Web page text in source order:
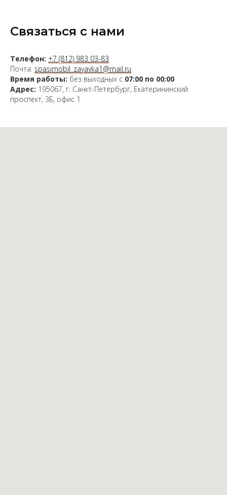
Связаться с нами
Телефон: +7 (812) 983 03-83
Почта: spasimobil_zayavka1@mail.ru
Время работы: без выходных с 07:00 по 00:00
Адрес: 195067, г. Санкт-Петербург, Екатерининский
проспект, 3Б, офис 1